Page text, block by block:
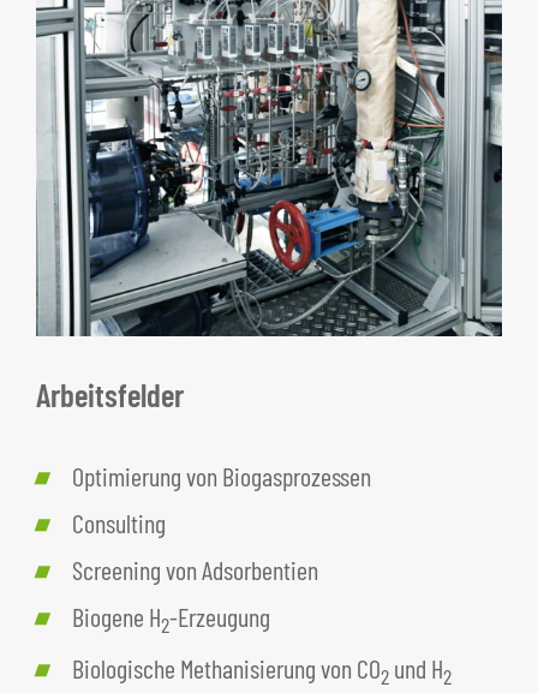
Arbeitsfelder
Optimierung von Biogasprozessen
Consulting
Screening von Adsorbentien
Biogene H2-Erzeugung
Biologische Methanisierung von CO2 und H2